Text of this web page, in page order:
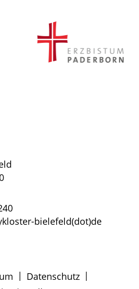
bielefeld(dot)de
| Datenschutz |